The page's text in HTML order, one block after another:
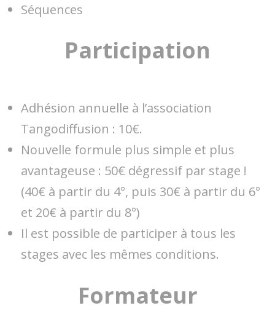
Séquences
Participation
Adhésion annuelle à l’association
Tangodiffusion : 10€.
Nouvelle formule plus simple et plus
avantageuse : 50€ dégressif par stage !
(40€ à partir du 4°, puis 30€ à partir du 6°
et 20€ à partir du 8°)
Il est possible de participer à tous les
stages avec les mêmes conditions.
Formateur